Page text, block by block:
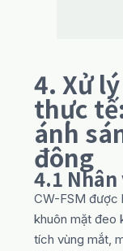
4. Xử
thực
ánh
đông
4.1
CW-FSM được
khuôn mặt đeo
tích vùng mắt,